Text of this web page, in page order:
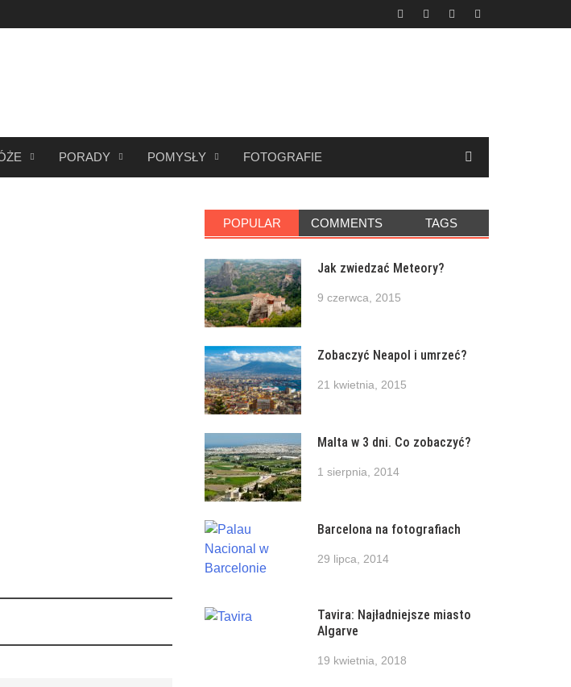
PORADY POMYSŁY FOTOGRAFIE
POPULAR COMMENTS TAGS
Jak zwiedzać Meteory?
9 czerwca, 2015
Zobaczyć Neapol i umrzeć?
21 kwietnia, 2015
Malta w 3 dni. Co zobaczyć?
1 sierpnia, 2014
Barcelona na fotografiach
29 lipca, 2014
Tavira: Najładniejsze miasto
Algarve
19 kwietnia, 2018